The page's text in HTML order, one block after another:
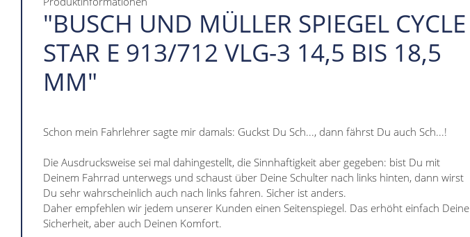
"BUSCH UND MÜLLER SPIEGEL CYCLE
STAR E 913/712 VLG-3 14,5 BIS 18,5
MM"
Schon mein Fahrlehrer sagte mir damals: Guckst Du Sch..., dann fährst Du auch Sch...!
Die Ausdrucksweise sei mal dahingestellt, die Sinnhaftigkeit aber gegeben: bist Du mit
Deinem Fahrrad unterwegs und schaust über Deine Schulter nach links hinten, dann wirst
Du sehr wahrscheinlich auch nach links fahren. Sicher ist anders.
Daher empfehlen wir jedem unserer Kunden einen Seitenspiegel. Das erhöht einfach Deine
Sicherheit, aber auch Deinen Komfort.